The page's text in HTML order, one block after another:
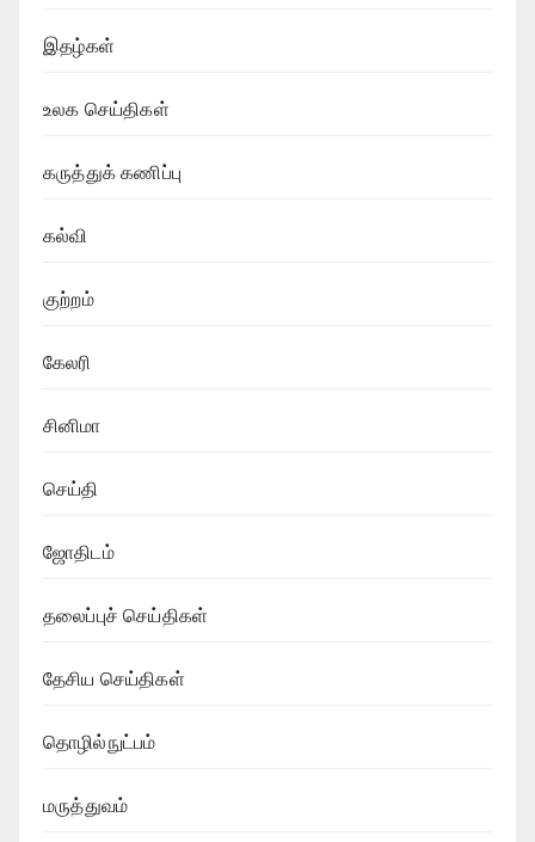
இதழ்கள்
உலக செய்திகள்
கருத்துக் கணிப்பு
கல்வி
குற்றம்
கேலரி
சினிமா
செய்தி
ஜோதிடம்
தலைப்புச் செய்திகள்
தேசிய செய்திகள்
தொழில்நுட்பம்
மருத்துவம்